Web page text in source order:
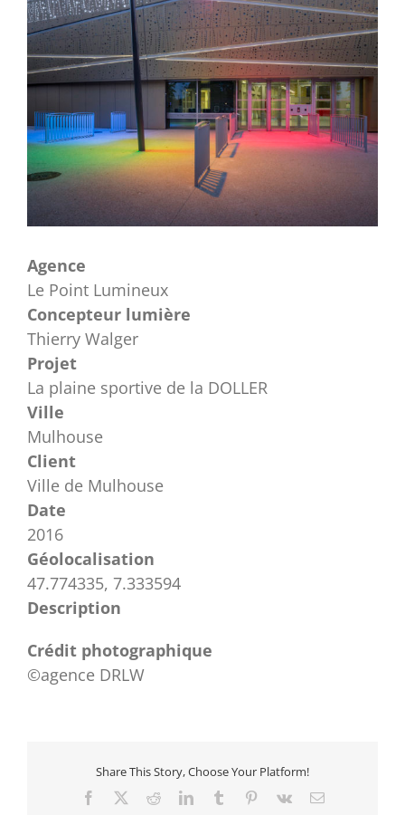
Agence
Le Point Lumineux
Concepteur lumière
Thierry Walger
Projet
La plaine sportive de la DOLLER
Ville
Mulhouse
Client
Ville de Mulhouse
Date
2016
Géolocalisation
47.774335, 7.333594
Description
Crédit photographique
©agence DRLW
Share This Story, Choose Your Platform!
Facebook RedditLinkedInTumblr Pinterest
Vk Email